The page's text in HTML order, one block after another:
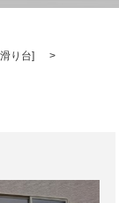
り台]